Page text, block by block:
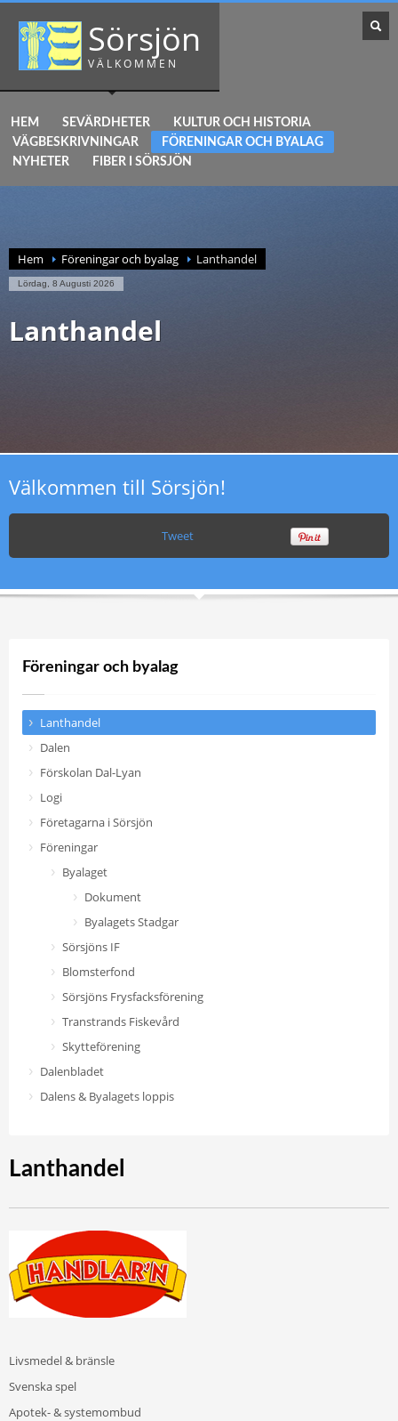
Sörsjön
VÄLKOMMEN
HEM SEVÄRDHETER
KULTUR OCH HISTORIA
VÄGBESKRIVNINGAR
FÖRENINGAR OCH BYALAG
NYHETER
FIBER I SÖRSJÖN
Hem Föreningar och byalag Lanthandel
Lördag, 8 Augusti 2026
Lanthandel
Välkommen till Sörsjön!
Tweet
Föreningar och byalag
Lanthandel
Dalen
Förskolan Dal-Lyan
Logi
Företagarna i Sörsjön
Föreningar
Byalaget
Dokument
Byalagets Stadgar
Sörsjöns IF
Blomsterfond
Sörsjöns Frysfacksförening
Transtrands Fiskevård
Skytteförening
Dalenbladet
Dalens & Byalagets loppis
Lanthandel
Livsmedel & bränsle
Svenska spel
Apotek- & systemombud